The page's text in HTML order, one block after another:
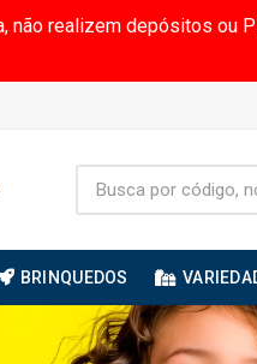
não realizem depósitos ou
BRINQUEDOS